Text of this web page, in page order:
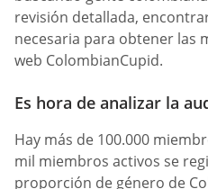
revisión detallada,
necesaria para obtener las
web ColombianCupid.
Es hora de analizar la
Hay más de 100.000
mil miembros activos se
proporción de género de